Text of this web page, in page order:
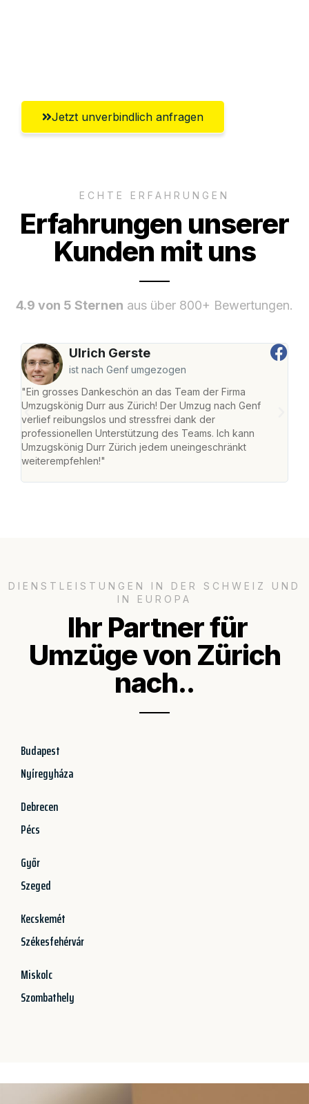
Jetzt unverbindlich anfragen
ECHTE ERFAHRUNGEN
Erfahrungen unserer
Kunden mit uns
4.9 von 5 Sternen aus über 800+ Bewertungen.
Ulrich Gerste
ist nach Genf umgezogen
"Ein grosses Dankeschön an das Team der Firma
Umzugskönig Durr aus Zürich! Der Umzug nach Genf
verlief reibungslos und stressfrei dank der
professionellen Unterstützung des Teams. Ich kann
Umzugskönig Durr Zürich jedem uneingeschränkt
weiterempfehlen!"
DIENSTLEISTUNGEN IN DER SCHWEIZ UND
IN EUROPA
Ihr Partner für
Umzüge von Zürich
nach..
Budapest
Nyíregyháza
Debrecen
Pécs
Győr
Szeged
Kecskemét
Székesfehérvár
Miskolc
Szombathely